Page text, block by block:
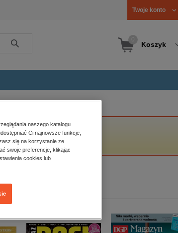
Twoje konto
Szukaj Koszyk
naszego katalogu
Ci najnowsze funkcje,
się na korzystanie ze
swoje preferencje, klikając
cookies lub